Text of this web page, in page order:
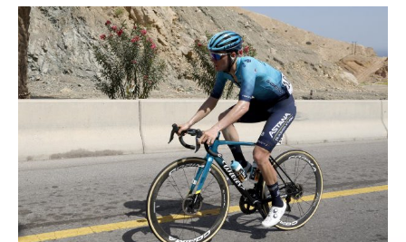
View
Larger
Image